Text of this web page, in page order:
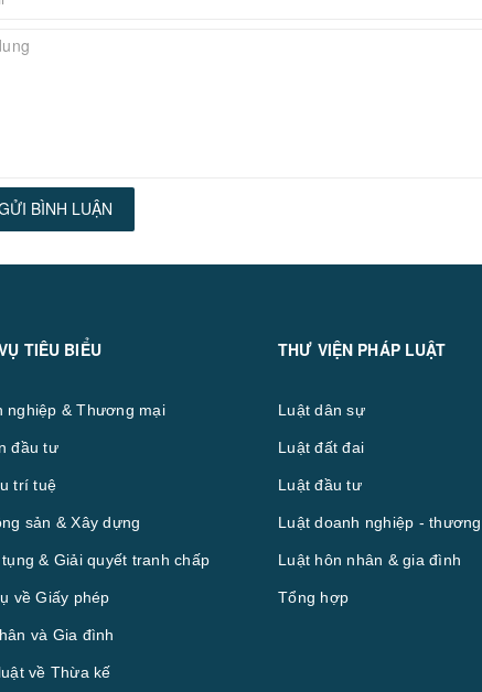
BÌNH LUẬN
TIÊU BIỂU
nghiệp & Thương mại
đầu tư
trí tuệ
sản & Xây dựng
& Giải quyết tranh chấp
về Giấy phép
và Gia đình
về Thừa kế
THƯ VIỆN PHÁP LUẬT
Luật dân sự
Luật đất đai
Luật đầu tư
Luật doanh nghiệp -
Luật hôn nhân & gia đình
Tổng hợp